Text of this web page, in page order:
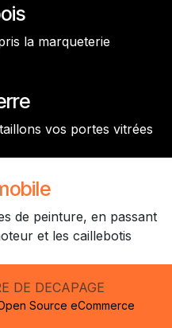
la marqueterie
vos portes vitrées
de peinture, en passant
et les caillebotis
DE DECAPAGE
Source eCommerce